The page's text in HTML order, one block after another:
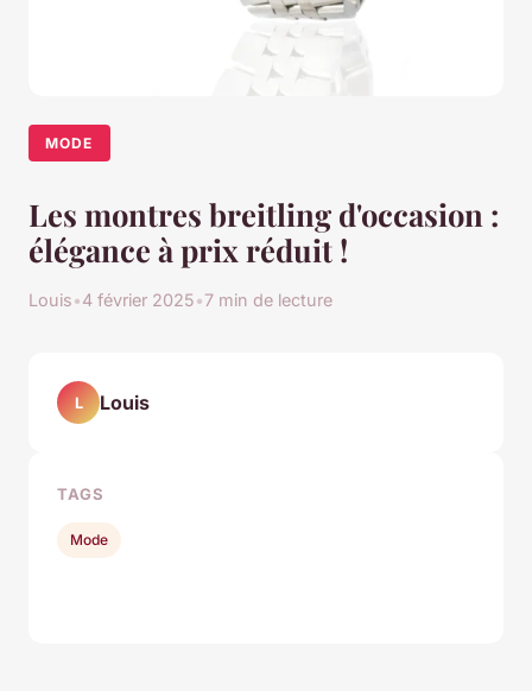
MODE
Les montres breitling d'occasion :
élégance à prix réduit !
Louis•4 février 2025•7 min de lecture
L Louis
TAGS
Mode